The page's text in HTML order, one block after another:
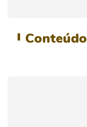
Conteúdo